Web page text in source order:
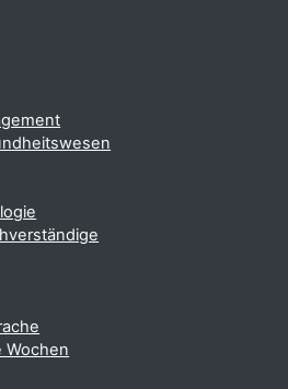
Wochen